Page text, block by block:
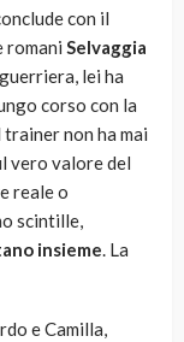
con il
romani Selvaggia
lei ha
corso con la
non ha mai
vero valore del
reale o
scintille,
insieme. La
e Camilla,